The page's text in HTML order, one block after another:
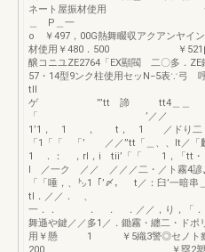
ネート屋振材使用 一＿…
＿ P＿一 …一
o ￥497，00G熱舞畷収アクアンヤイ
材使用￥480．500 ￥521βoo
醸コニユZE2764「EX顯閥 二〇多．ZE
57・14型9ンク柱使用セッ
tll
ゲ ”’tt 諦 tt4
「 ’
1’1， 1 ， t， 1 ／ドり二；
「1「「 「’ ／／”tt「＿、、lt／
1 ．： ，rl，i tii’「「 1，「tt
l ／一ク ／／ ／／／二・／ト霧4諺
「「唾，、㌧1「’〆， t／：臼’一暗串
tl．／／． 、
一．． ． ． ．／／，り，「．．
舞遜や鍵／／多1／．鋤霧・纏二・ドポ
用￥懸 1 ￥5織3警◎セノト癒